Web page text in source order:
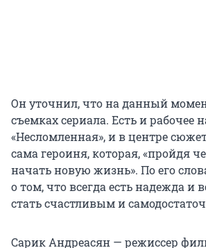
Он уточнил, что на данный
съемках сериала. Есть и рабочее
«Несломленная», и в центре
сама героиня, которая, «пройдя
начать новую жизнь». По его
о том, что всегда есть надежда и
стать счастливым и
Сарик Андреасян — режиссер